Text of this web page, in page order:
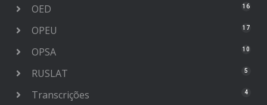
OED 16
OPEU 17
OPSA 10
RUSLAT 5
Transcrições 4